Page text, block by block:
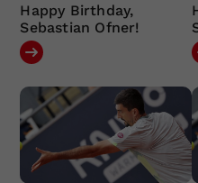
Happy Birthday,
Sebastian Ofner!